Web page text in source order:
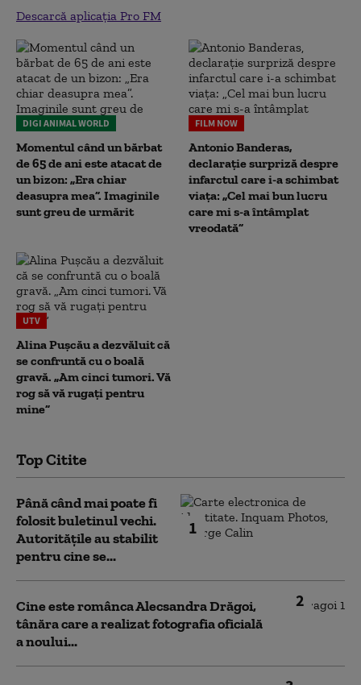
Descarcă aplicația Pro FM
DIGI ANIMAL WORLD
Momentul când un bărbat
de 65 de ani este atacat de
un bizon: „Era chiar
deasupra mea”. Imaginile
sunt greu de urmărit
FILM NOW
Antonio Banderas,
declarație surpriză despre
infarctul care i-a schimbat
viața: „Cel mai bun lucru
care mi s-a întâmplat
vreodată”
UTV
Alina Pușcău a dezvăluit că
se confruntă cu o boală
gravă. „Am cinci tumori. Vă
rog să vă rugați pentru
mine”
Top Citite
1
Până când mai poate fi
folosit buletinul vechi.
Autoritățile au stabilit
pentru cine se...
2
Cine este românca Alecsandra Drăgoi,
tânăra care a realizat fotografia oficială
a noului...